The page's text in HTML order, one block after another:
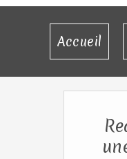
Accueil